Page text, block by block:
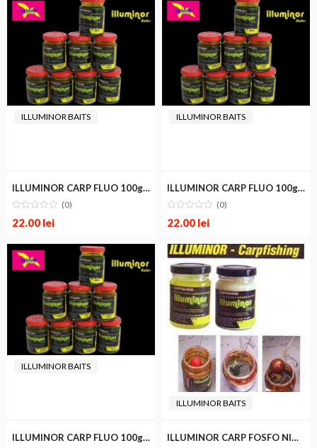
ILLUMINOR BAITS
ILLUMINOR CARP FLUO 100g FISH
(0)
22.00 lei
ILLUMINOR BAITS
ILLUMINOR CARP FLUO 100g FRUIT
(0)
22.00 lei
ILLUMINOR BAITS
ILLUMINOR CARP FLUO 100g SPICE
ILLUMINOR BAITS
ILLUMINOR CARP FOSFO NIGHT 100g CORN